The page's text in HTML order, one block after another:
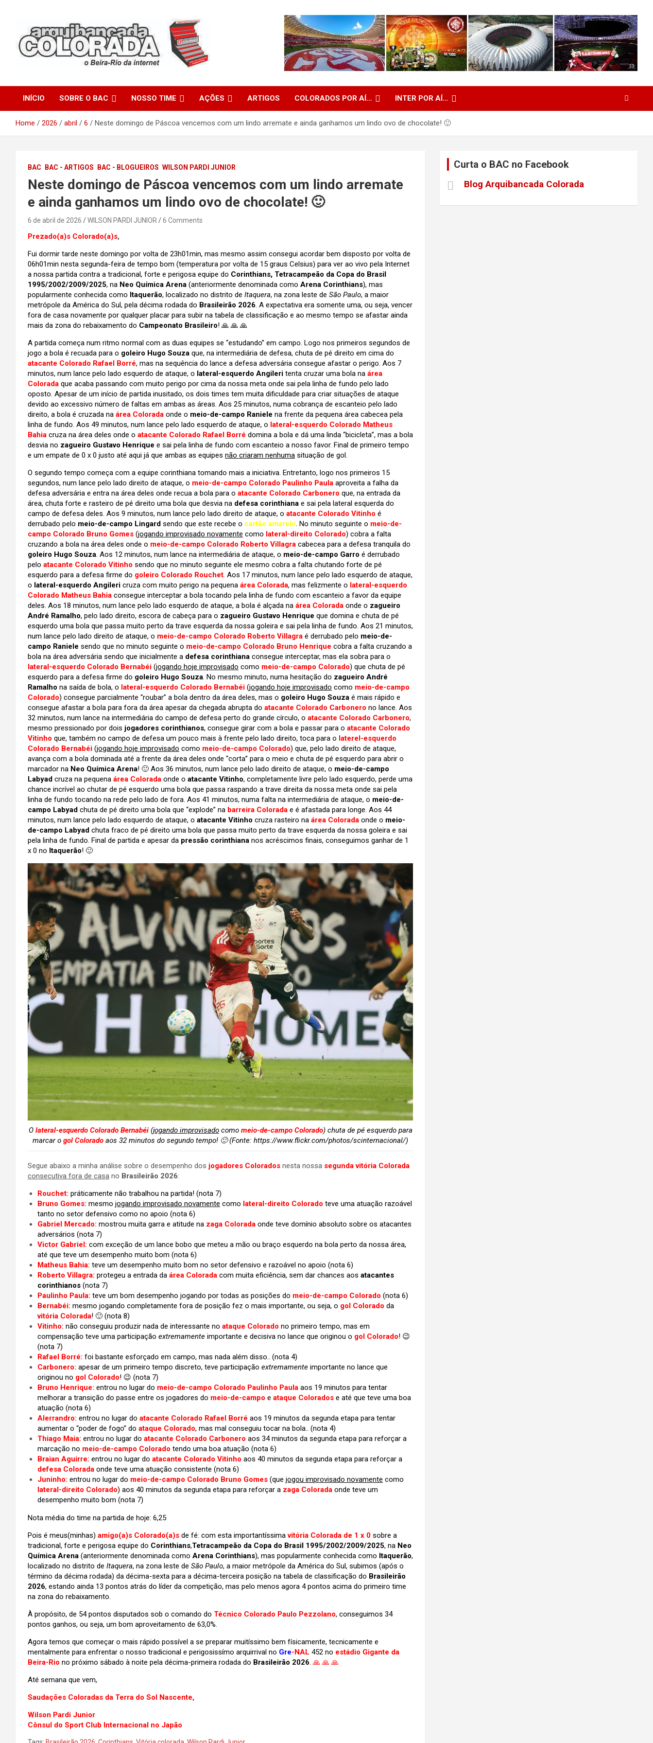
Arquibancada Colorada
INÍCIO SOBRE O BAC NOSSO TIME AÇÕES ARTIGOS COLORADOS POR AÍ… INTER POR AÍ…
Home 2026 abril 6 Neste domingo de Páscoa vencemos com um lindo arremate e ainda ganhamos um lindo ovo de chocolate! 🙂
BAC BAC - ARTIGOS BAC - BLOGUEIROS WILSON PARDI JUNIOR
Neste domingo de Páscoa vencemos com um lindo arremate
e ainda ganhamos um lindo ovo de chocolate! 🙂
6 de abril de 2026 WILSON PARDI JUNIOR 6 Comments
Prezado(a)s Colorado(a)s,
Fui dormir tarde neste domingo por volta de 23h01min, mas mesmo assim consegui acordar bem disposto por volta de
06h01min nesta segunda-feira de tempo bom (temperatura por volta de 15 graus Celsius) para ver ao vivo pela Internet
a nossa partida contra a tradicional, forte e perigosa equipe do Corinthians, Tetracampeão da Copa do Brasil
1995/2002/2009/2025, na Neo Química Arena (anteriormente denominada como Arena Corinthians), mas
popularmente conhecida como Itaquerão, localizado no distrito de Itaquera, na zona leste de São Paulo, a maior
metrópole da América do Sul, pela décima rodada do Brasileirão 2026. A expectativa era somente uma, ou seja, vencer
fora de casa novamente por qualquer placar para subir na tabela de classificação e ao mesmo tempo se afastar ainda
mais da zona do rebaixamento do Campeonato Brasileiro! 🙏 🙏 🙏
A partida começa num ritmo normal com as duas equipes se “estudando” em campo. Logo nos primeiros segundos de
jogo a bola é recuada para o goleiro Hugo Souza que, na intermediária de defesa, chuta de pé direito em cima do
atacante Colorado Rafael Borré, mas na sequência do lance a defesa adversária consegue afastar o perigo. Aos 7
minutos, num lance pelo lado esquerdo de ataque, o lateral-esquerdo Angileri tenta cruzar uma bola na área
Colorada que acaba passando com muito perigo por cima da nossa meta onde sai pela linha de fundo pelo lado
oposto. Apesar de um início de partida inusitado, os dois times tem muita dificuldade para criar situações de ataque
devido ao excessivo número de faltas em ambas as áreas. Aos 25 minutos, numa cobrança de escanteio pelo lado
direito, a bola é cruzada na área Colorada onde o meio-de-campo Raniele na frente da pequena área cabecea pela
linha de fundo. Aos 49 minutos, num lance pelo lado esquerdo de ataque, o lateral-esquerdo Colorado Matheus
Bahia cruza na área deles onde o atacante Colorado Rafael Borré domina a bola e dá uma linda “bicicleta”, mas a bola
desvia no zagueiro Gustavo Henrique e sai pela linha de fundo com escanteio a nosso favor. Final de primeiro tempo
e um empate de 0 x 0 justo até aqui já que ambas as equipes não criaram nenhuma situação de gol.
O segundo tempo começa com a equipe corinthiana tomando mais a iniciativa. Entretanto, logo nos primeiros 15
segundos, num lance pelo lado direito de ataque, o meio-de-campo Colorado Paulinho Paula aproveita a falha da
defesa adversária e entra na área deles onde recua a bola para o atacante Colorado Carbonero que, na entrada da
área, chuta forte e rasteiro de pé direito uma bola que desvia na defesa corinthiana e sai pela lateral esquerda do
campo de defesa deles. Aos 9 minutos, num lance pelo lado direito de ataque, o atacante Colorado Vitinho é
derrubado pelo meio-de-campo Lingard sendo que este recebe o cartão amarelo. No minuto seguinte o meio-de-
campo Colorado Bruno Gomes (jogando improvisado novamente como lateral-direito Colorado) cobra a falta
cruzando a bola na área deles onde o meio-de-campo Colorado Roberto Villagra cabecea para a defesa tranquila do
goleiro Hugo Souza. Aos 12 minutos, num lance na intermediária de ataque, o meio-de-campo Garro é derrubado
pelo atacante Colorado Vitinho sendo que no minuto seguinte ele mesmo cobra a falta chutando forte de pé
esquerdo para a defesa firme do goleiro Colorado Rouchet. Aos 17 minutos, num lance pelo lado esquerdo de ataque,
o lateral-esquerdo Angileri cruza com muito perigo na pequena área Colorada, mas felizmente o lateral-esquerdo
Colorado Matheus Bahia consegue interceptar a bola tocando pela linha de fundo com escanteio a favor da equipe
deles. Aos 18 minutos, num lance pelo lado esquerdo de ataque, a bola é alçada na área Colorada onde o zagueiro
André Ramalho, pelo lado direito, escora de cabeça para o zagueiro Gustavo Henrique que domina e chuta de pé
esquerdo uma bola que passa muito perto da trave esquerda da nossa goleira e sai pela linha de fundo. Aos 21 minutos,
num lance pelo lado direito de ataque, o meio-de-campo Colorado Roberto Villagra é derrubado pelo meio-de-
campo Raniele sendo que no minuto seguinte o meio-de-campo Colorado Bruno Henrique cobra a falta cruzando a
bola na área adversária sendo que inicialmente a defesa corinthiana consegue interceptar, mas ela sobra para o
lateral-esquerdo Colorado Bernabéi (jogando hoje improvisado como meio-de-campo Colorado) que chuta de pé
esquerdo para a defesa firme do goleiro Hugo Souza. No mesmo minuto, numa hesitação do zagueiro André
Ramalho na saída de bola, o lateral-esquerdo Colorado Bernabéi (jogando hoje improvisado como meio-de-campo
Colorado) consegue parcialmente “roubar” a bola dentro da área deles, mas o goleiro Hugo Souza é mais rápido e
consegue afastar a bola para fora da área apesar da chegada abrupta do atacante Colorado Carbonero no lance. Aos
32 minutos, num lance na intermediária do campo de defesa perto do grande círculo, o atacante Colorado Carbonero,
mesmo pressionado por dois jogadores corinthianos, consegue girar com a bola e passar para o atacante Colorado
Vitinho que, também no campo de defesa um pouco mais à frente pelo lado direito, toca para o laterel-esquerdo
Colorado Bernabéi (jogando hoje improvisado como meio-de-campo Colorado) que, pelo lado direito de ataque,
avança com a bola dominada até a frente da área deles onde “corta” para o meio e chuta de pé esquerdo para abrir o
marcador na Neo Química Arena! 🙂 Aos 36 minutos, num lance pelo lado direito de ataque, o meio-de-campo
Labyad cruza na pequena área Colorada onde o atacante Vitinho, completamente livre pelo lado esquerdo, perde uma
chance incrível ao chutar de pé esquerdo uma bola que passa raspando a trave direita da nossa meta onde sai pela
linha de fundo tocando na rede pelo lado de fora. Aos 41 minutos, numa falta na intermediária de ataque, o meio-de-
campo Labyad chuta de pé direito uma bola que “explode” na barreira Colorada e é afastada para longe. Aos 44
minutos, num lance pelo lado esquerdo de ataque, o atacante Vitinho cruza rasteiro na área Colorada onde o meio-
de-campo Labyad chuta fraco de pé direito uma bola que passa muito perto da trave esquerda da nossa goleira e sai
pela linha de fundo. Final de partida e apesar da pressão corinthiana nos acréscimos finais, conseguimos ganhar de 1
x 0 no Itaquerão! 🙂
Olateral-esquerdo Colorado Bernabéi (jogando improvisadocomo meio-de-campo Colorado) chuta de pé esquerdo para
marcar ogol Colorado aos 32 minutos do segundo tempo! 🙂 (Fonte: https://www.flickr.com/photos/scinternacional/)
Segue abaixo a minha análise sobre o desempenho dos jogadores Colorados nesta nossa segunda vitória Colorada
consecutiva fora de casa no Brasileirão 2026:
Rouchet: práticamente não trabalhou na partida! (nota 7)
Bruno Gomes: mesmo jogando improvisado novamente como lateral-direito Colorado teve uma atuação razoável
tanto no setor defensivo como no apoio (nota 6)
Gabriel Mercado: mostrou muita garra e atitude na zaga Colorada onde teve domínio absoluto sobre os atacantes
adversários (nota 7)
Victor Gabriel: com exceção de um lance bobo que meteu a mão ou braço esquerdo na bola perto da nossa área,
até que teve um desempenho muito bom (nota 6)
Matheus Bahia: teve um desempenho muito bom no setor defensivo e razoável no apoio (nota 6)
Roberto Villagra: protegeu a entrada da área Colorada com muita eficiência, sem dar chances aos atacantes
corinthianos (nota 7)
Paulinho Paula: teve um bom desempenho jogando por todas as posições do meio-de-campo Colorado (nota 6)
Bernabéi: mesmo jogando completamente fora de posição fez o mais importante, ou seja, o gol Colorado da
vitória Colorada! 🙂 (nota 8)
Vitinho: não conseguiu produzir nada de interessante no ataque Colorado no primeiro tempo, mas em
compensação teve uma participação extremamente importante e decisiva no lance que originou o gol Colorado! 😉
(nota 7)
Rafael Borré: foi bastante esforçado em campo, mas nada além disso.. (nota 4)
Carbonero: apesar de um primeiro tempo discreto, teve participação extremamente importante no lance que
originou no gol Colorado! 😉 (nota 7)
Bruno Henrique: entrou no lugar do meio-de-campo Colorado Paulinho Paula aos 19 minutos para tentar
melhorar a transição do passe entre os jogadores do meio-de-campo e ataque Colorados e até que teve uma boa
atuação (nota 6)
Alerrandro: entrou no lugar do atacante Colorado Rafael Borré aos 19 minutos da segunda etapa para tentar
aumentar o “poder de fogo” do ataque Colorado, mas mal conseguiu tocar na bola.. (nota 4)
Thiago Maia: entrou no lugar do atacante Colorado Carbonero aos 34 minutos da segunda etapa para reforçar a
marcação no meio-de-campo Colorado tendo uma boa atuação (nota 6)
Braian Aguirre: entrou no lugar do atacante Colorado Vitinho aos 40 minutos da segunda etapa para reforçar a
defesa Colorada onde teve uma atuação consistente (nota 6)
Juninho: entrou no lugar do meio-de-campo Colorado Bruno Gomes (que jogou improvisado novamente como
lateral-direito Colorado) aos 40 minutos da segunda etapa para reforçar a zaga Colorada onde teve um
desempenho muito bom (nota 7)
Nota média do time na partida de hoje: 6,25
Pois é meus(minhas) amigo(a)s Colorado(a)s de fé: com esta importantíssimavitória Colorada de 1 x 0 sobre a
tradicional, forte e perigosa equipe do Corinthians,Tetracampeão da Copa do Brasil 1995/2002/2009/2025, na Neo
Química Arena (anteriormente denominada como Arena Corinthians), mas popularmente conhecida como Itaquerão,
localizado no distrito de Itaquera, na zona leste de São Paulo, a maior metrópole da América do Sul, subimos (após o
término da décima rodada) da décima-sexta para a décima-terceira posição na tabela de classificação do Brasileirão
2026, estando ainda 13 pontos atrás do líder da competição, mas pelo menos agora 4 pontos acima do primeiro time
na zona do rebaixamento.
À propósito, de 54 pontos disputados sob o comando do Técnico Colorado Paulo Pezzolano, conseguimos 34
pontos ganhos, ou seja, um bom aproveitamento de 63,0%.
Agora temos que começar o mais rápido possível a se preparar muitíssimo bem físicamente, tecnicamente e
mentalmente para enfrentar o nosso tradicional e perigosissímo arquirrival no Gre-NAL 452 no estádio Gigante da
Beira-Rio no próximo sábado à noite pela décima-primeira rodada do Brasileirão 2026. 🙏 🙏 🙏
Até semana que vem,
Saudações Coloradas da Terra do Sol Nascente,
Wilson Pardi Junior
Cônsul do Sport Club Internacional no Japão
Curta o BAC no Facebook
Blog Arquibancada Colorada